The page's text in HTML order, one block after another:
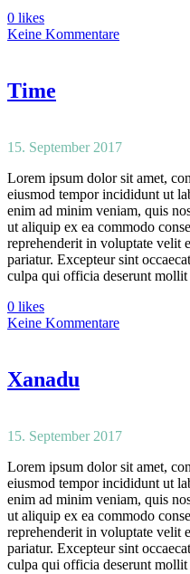
0 likes
Keine Kommentare
Time
15. September 2017
Lorem ipsum dolor sit amet,
eiusmod tempor incididunt ut
enim ad minim veniam, quis
ut aliquip ex ea commodo
reprehenderit in voluptate velit
pariatur. Excepteur sint
culpa qui officia deserunt
0 likes
Keine Kommentare
Xanadu
15. September 2017
Lorem ipsum dolor sit amet,
eiusmod tempor incididunt ut
enim ad minim veniam, quis
ut aliquip ex ea commodo
reprehenderit in voluptate velit
pariatur. Excepteur sint
culpa qui officia deserunt